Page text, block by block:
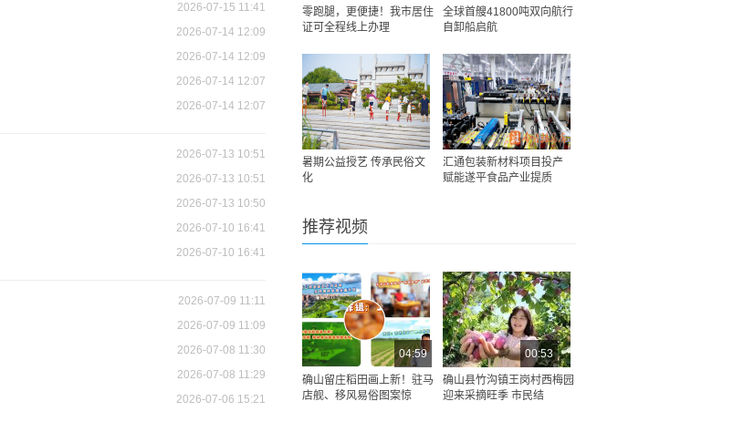
2026-07-15 11:41
2026-07-14 12:09
2026-07-14 12:09
2026-07-14 12:07
2026-07-14 12:07
2026-07-13 10:51
2026-07-13 10:51
2026-07-13 10:50
2026-07-10 16:41
2026-07-10 16:41
2026-07-09 11:11
2026-07-09 11:09
2026-07-08 11:30
2026-07-08 11:29
2026-07-06 15:21
零跑腿，更便捷！我市居住
证可全程线上办理
全球首艘41800吨双向航行
自卸船启航
暑期公益授艺 传承民俗文
化
汇通包装新材料项目投产
赋能遂平食品产业提质
推荐视频
04:59
确山留庄稻田画上新！驻马
店舰、移风易俗图案惊
00:53
确山县竹沟镇王岗村西梅园
迎来采摘旺季 市民结